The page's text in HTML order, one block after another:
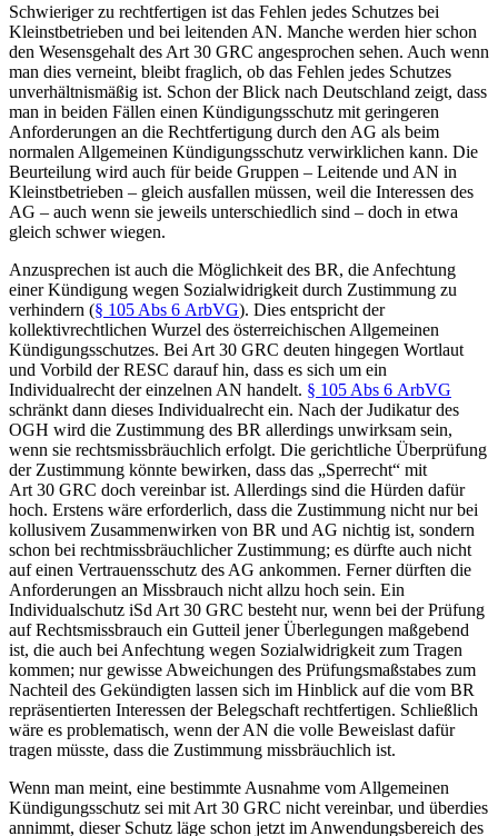
Schwieriger zu rechtfertigen ist das Fehlen jedes Schutzes bei
Kleinstbetrieben und bei leitenden AN. Manche werden hier schon
den Wesensgehalt des Art 30 GRC angesprochen sehen. Auch wenn
man dies verneint, bleibt fraglich, ob das Fehlen jedes Schutzes
unverhältnismäßig ist. Schon der Blick nach Deutschland zeigt, dass
man in beiden Fällen einen Kündigungsschutz mit geringeren
Anforderungen an die Rechtfertigung durch den AG als beim
normalen Allgemeinen Kündigungsschutz verwirklichen kann. Die
Beurteilung wird auch für beide Gruppen – Leitende und AN in
Kleinstbetrieben – gleich ausfallen müssen, weil die Interessen des
AG – auch wenn sie jeweils unterschiedlich sind – doch in etwa
gleich schwer wiegen.
Anzusprechen ist auch die Möglichkeit des BR, die Anfechtung
einer Kündigung wegen Sozialwidrigkeit durch Zustimmung zu
verhindern (§ 105 Abs 6 ArbVG). Dies entspricht der
kollektivrechtlichen Wurzel des österreichischen Allgemeinen
Kündigungsschutzes. Bei Art 30 GRC deuten hingegen Wortlaut
und Vorbild der RESC darauf hin, dass es sich um ein
Individualrecht der einzelnen AN handelt. § 105 Abs 6 ArbVG
schränkt dann dieses Individualrecht ein. Nach der Judikatur des
OGH wird die Zustimmung des BR allerdings unwirksam sein,
wenn sie rechtsmissbräuchlich erfolgt. Die gerichtliche Überprüfung
der Zustimmung könnte bewirken, dass das „Sperrecht“ mit
Art 30 GRC doch vereinbar ist. Allerdings sind die Hürden dafür
hoch. Erstens wäre erforderlich, dass die Zustimmung nicht nur bei
kollusivem Zusammenwirken von BR und AG nichtig ist, sondern
schon bei rechtmissbräuchlicher Zustimmung; es dürfte auch nicht
auf einen Vertrauensschutz des AG ankommen. Ferner dürften die
Anforderungen an Missbrauch nicht allzu hoch sein. Ein
Individualschutz iSd Art 30 GRC besteht nur, wenn bei der Prüfung
auf Rechtsmissbrauch ein Gutteil jener Überlegungen maßgebend
ist, die auch bei Anfechtung wegen Sozialwidrigkeit zum Tragen
kommen; nur gewisse Abweichungen des Prüfungsmaßstabes zum
Nachteil des Gekündigten lassen sich im Hinblick auf die vom BR
repräsentierten Interessen der Belegschaft rechtfertigen. Schließlich
wäre es problematisch, wenn der AN die volle Beweislast dafür
tragen müsste, dass die Zustimmung missbräuchlich ist.
Wenn man meint, eine bestimmte Ausnahme vom Allgemeinen
Kündigungsschutz sei mit Art 30 GRC nicht vereinbar, und überdies
annimmt, dieser Schutz läge schon jetzt im Anwendungsbereich des